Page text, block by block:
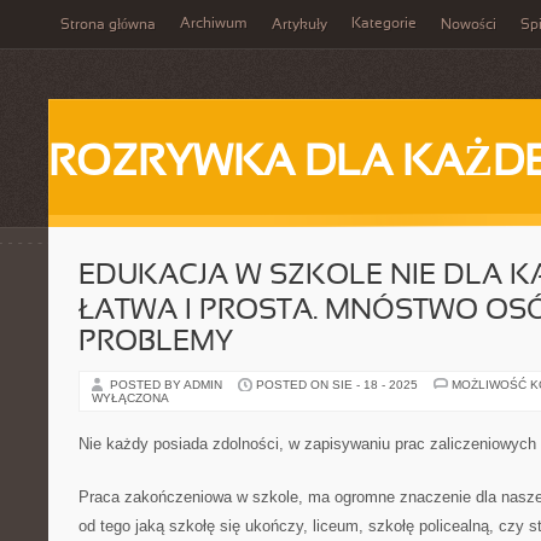
Strona główna Archiwum Artykuły Kategorie Nowości
ROZRYWKA DLA
EDUKACJA W SZKOLE NIE DLA
ŁATWA I PROSTA. MNÓSTWO
PROBLEMY
POSTED BY ADMIN POSTED ON SIE - 18 - 2025
MOŻLIWOŚĆ
WYŁĄCZONA
Nie każdy posiada zdolności, w zapisywaniu prac zaliczeniowych
Praca zakończeniowa w szkole, ma ogromne znaczenie dla
od tego jaką szkołę się ukończy, liceum, szkołę policealną, czy